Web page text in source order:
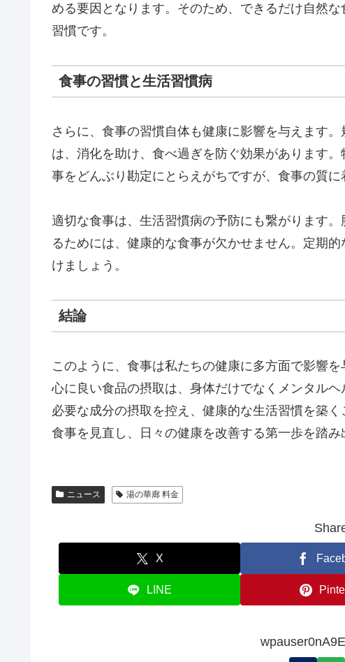
める要因となります。そのため、できるだけ自然
習慣です。
食事の習慣と生活習慣病
さらに、食事の習慣自体も健康に影響を与えます
は、消化を助け、食べ過ぎを防ぐ効果があります
事をどんぶり勘定にとらえがちですが、食事の質に
適切な食事は、生活習慣病の予防にも繋がります
るためには、健康的な食事が欠かせません。定期
けましょう。
結論
このように、食事は私たちの健康に多方面で影響
心に良い食品の摂取は、身体だけでなくメンタル
必要な成分の摂取を控え、健康的な生活習慣を築
食事を見直し、日々の健康を改善する第一歩を踏み
ニュース 湯の華廊 料金
X
LINE